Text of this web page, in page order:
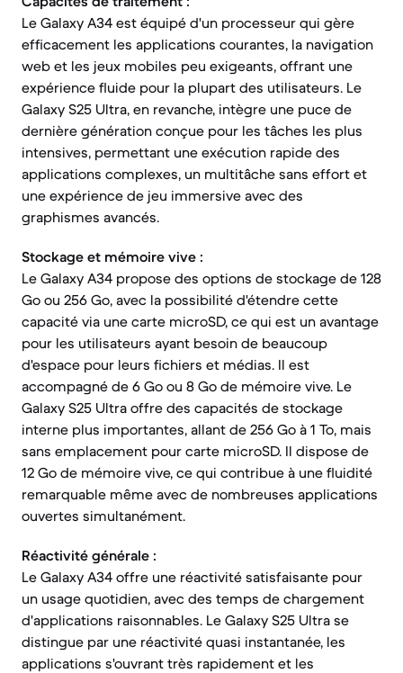
Le Galaxy A34 est équipé d'un processeur qui gère
efficacement les applications courantes, la navigation
web et les jeux mobiles peu exigeants, offrant une
expérience fluide pour la plupart des utilisateurs. Le
Galaxy S25 Ultra, en revanche, intègre une puce de
dernière génération conçue pour les tâches les plus
intensives, permettant une exécution rapide des
applications complexes, un multitâche sans effort et
une expérience de jeu immersive avec des
graphismes avancés.
Stockage et mémoire vive :
Le Galaxy A34 propose des options de stockage de 128
Go ou 256 Go, avec la possibilité d'étendre cette
capacité via une carte microSD, ce qui est un avantage
pour les utilisateurs ayant besoin de beaucoup
d'espace pour leurs fichiers et médias. Il est
accompagné de 6 Go ou 8 Go de mémoire vive. Le
Galaxy S25 Ultra offre des capacités de stockage
interne plus importantes, allant de 256 Go à 1 To, mais
sans emplacement pour carte microSD. Il dispose de
12 Go de mémoire vive, ce qui contribue à une fluidité
remarquable même avec de nombreuses applications
ouvertes simultanément.
Réactivité générale :
Le Galaxy A34 offre une réactivité satisfaisante pour
un usage quotidien, avec des temps de chargement
d'applications raisonnables. Le Galaxy S25 Ultra se
distingue par une réactivité quasi instantanée, les
applications s'ouvrant très rapidement et les